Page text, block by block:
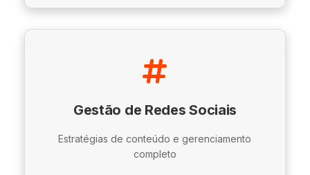
Gestão de Redes Sociais
Estratégias de conteúdo e gerenciamento
completo